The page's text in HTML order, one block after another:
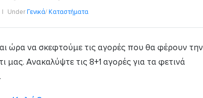
UnderΓενικά/Καταστήματα
ώρα να σκεφτούμε τις αγορές που θα φέρουν την
μας. Ανακαλύψτε τις 8+1 αγορές για τα φετινά